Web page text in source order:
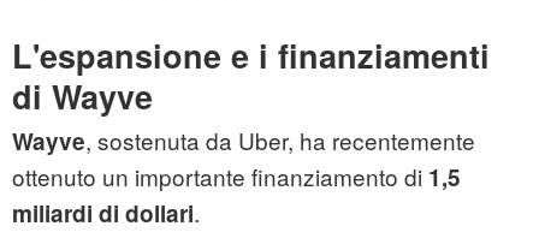
L'espansione e i finanziamenti
di Wayve
Wayve, sostenuta da Uber, ha recentemente
ottenuto un importante finanziamento di 1,5
miliardi di dollari.